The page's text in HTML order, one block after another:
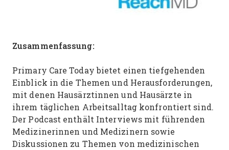
Zusammenfassung:
Primary Care Today bietet einen tiefgehenden
Einblick in die Themen und Herausforderungen,
mit denen Hausärztinnen und Hausärzte in
ihrem täglichen Arbeitsalltag konfrontiert sind.
Der Podcast enthält Interviews mit führenden
Medizinerinnen und Medizinern sowie
Diskussionen zu Themen von medizinischen